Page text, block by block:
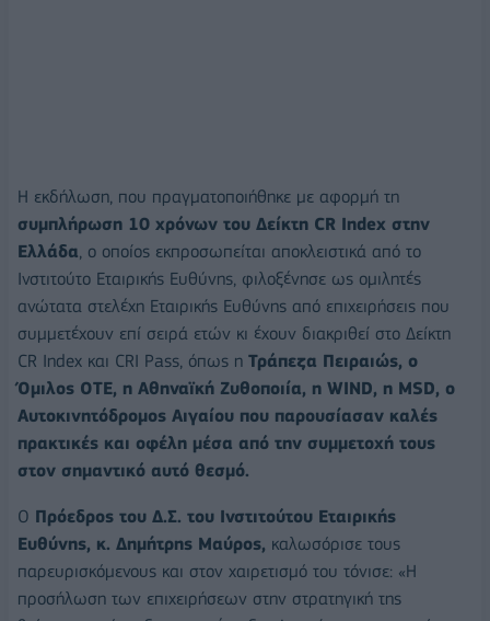
Η εκδήλωση, που πραγματοποιήθηκε με αφορμή τη
συμπλήρωση 10 χρόνων του Δείκτη CR Index στην
Ελλάδα, ο οποίος εκπροσωπείται αποκλειστικά από το
Ινστιτούτο Εταιρικής Ευθύνης, φιλοξένησε ως ομιλητές
ανώτατα στελέχη Εταιρικής Ευθύνης από επιχειρήσεις που
συμμετέχουν επί σειρά ετών κι έχουν διακριθεί στο Δείκτη
CR Index και CRI Pass, όπως η Τράπεζα Πειραιώς, ο
Όμιλος ΟΤΕ, η Αθηναϊκή Ζυθοποιία, η WIND, η MSD, ο
Αυτοκινητόδρομος Αιγαίου που παρουσίασαν καλές
πρακτικές και οφέλη μέσα από την συμμετοχή τους
στον σημαντικό αυτό θεσμό.
Ο Πρόεδρος του Δ.Σ. του Ινστιτούτου Εταιρικής
Ευθύνης, κ. Δημήτρης Μαύρος, καλωσόρισε τους
παρευρισκόμενους και στον χαιρετισμό του τόνισε: «Η
προσήλωση των επιχειρήσεων στην στρατηγική της